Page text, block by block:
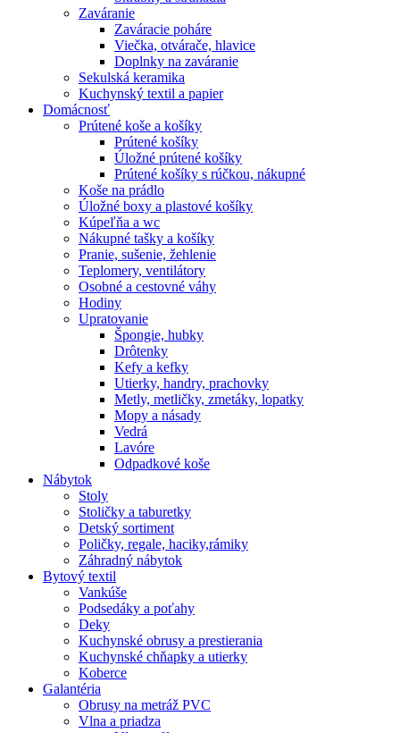
Zaváranie
Zaváracie poháre
Viečka, otvárače, hlavice
Doplnky na zaváranie
Sekulská keramika
Kuchynský textil a papier
Domácnosť
Prútené koše a košíky
Prútené košíky
Úložné prútené košíky
Prútené košíky s rúčkou, nákupné
Koše na prádlo
Úložné boxy a plastové košíky
Kúpeľňa a wc
Nákupné tašky a košíky
Pranie, sušenie, žehlenie
Teplomery, ventilátory
Osobné a cestovné váhy
Hodiny
Upratovanie
Špongie, hubky
Drôtenky
Kefy a kefky
Utierky, handry, prachovky
Metly, metličky, zmetáky, lopatky
Mopy a násady
Vedrá
Lavóre
Odpadkové koše
Nábytok
Stoly
Stoličky a taburetky
Detský sortiment
Poličky, regale, haciky,rámiky
Záhradný nábytok
Bytový textil
Vankúše
Podsedáky a poťahy
Deky
Kuchynské obrusy a prestierania
Kuchynské chňapky a utierky
Koberce
Galantéria
Obrusy na metráž PVC
Vlna a priadza